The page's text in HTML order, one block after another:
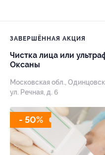
ЗАВЕРШЁННАЯ АКЦИЯ
Чистка лица или
Оксаны
Московская обл.,
ул. Речная, д. 6
- 50%